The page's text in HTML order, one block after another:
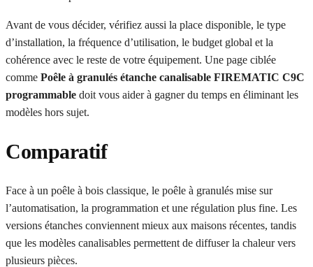
Avant de vous décider, vérifiez aussi la place disponible, le type
d’installation, la fréquence d’utilisation, le budget global et la
cohérence avec le reste de votre équipement. Une page ciblée
comme Poêle à granulés étanche canalisable FIREMATIC C9C
programmable doit vous aider à gagner du temps en éliminant les
modèles hors sujet.
Comparatif
Face à un poêle à bois classique, le poêle à granulés mise sur
l’automatisation, la programmation et une régulation plus fine. Les
versions étanches conviennent mieux aux maisons récentes, tandis
que les modèles canalisables permettent de diffuser la chaleur vers
plusieurs pièces.